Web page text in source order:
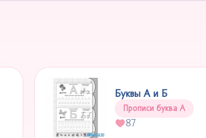
Буквы А и Б
Прописи буква А
87